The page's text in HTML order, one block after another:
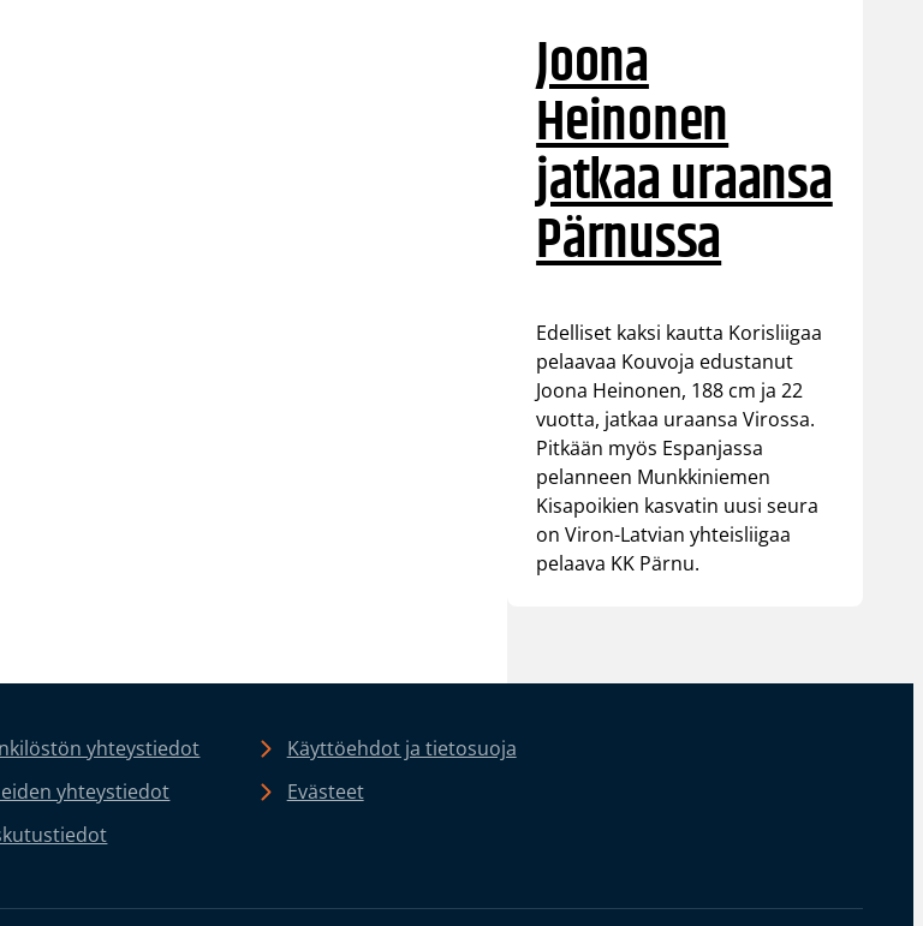
Joona
Heinonen
jatkaa uraansa
Pärnussa
Edelliset kaksi kautta Korisliigaa
pelaavaa Kouvoja edustanut
Joona Heinonen, 188 cm ja 22
vuotta, jatkaa uraansa Virossa.
Pitkään myös Espanjassa
pelanneen Munkkiniemen
Kisapoikien kasvatin uusi seura
on Viron-Latvian yhteisliigaa
pelaava KK Pärnu.
yhteystiedot
yhteystiedot
Käyttöehdot ja tietosuoja
Evästeet